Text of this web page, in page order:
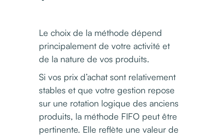
Le choix de la méthode dépend
principalement de votre activité et
de la nature de vos produits.
Si vos prix d’achat sont relativement
stables et que votre gestion repose
sur une rotation logique des anciens
produits, la méthode FIFO peut être
pertinente. Elle reflète une valeur de